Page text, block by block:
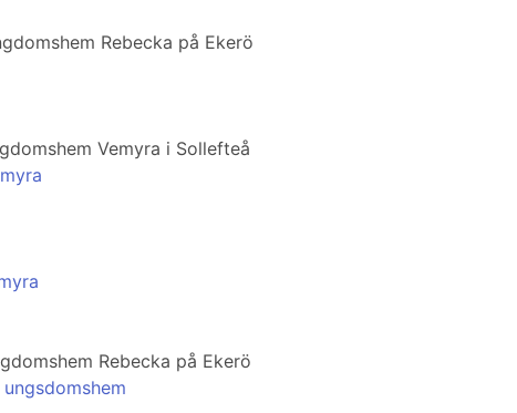
Rebecka på Ekerö
Vemyra i Sollefteå
Rebecka på Ekerö